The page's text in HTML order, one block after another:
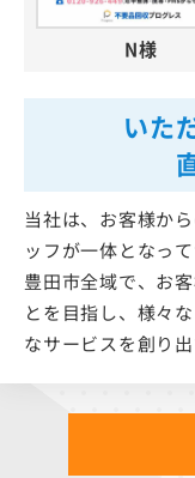
いた
当社は、お客様か
ッフが一体となっ
豊田市全域で、お
とを目指し、様々
なサービスを創り
N様